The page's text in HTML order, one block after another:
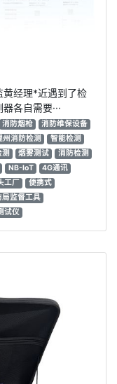
黄经理*近遇到了检
各自需要···
消防烟枪
消防维保设备
州消防检测
智能检测
烟雾测试
消防检测
NB-IoT
4G通讯
工厂
便携式
局监督工具
试仪